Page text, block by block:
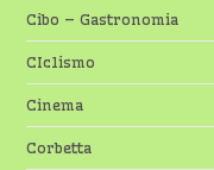
Cibo – Gastronomia
CIclismo
Cinema
Corbetta